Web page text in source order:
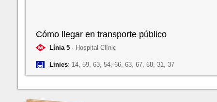
Cómo llegar en transporte público
Línia 5· Hospital Clínic
Linies: 14, 59, 63, 54, 66, 63, 67, 68, 31, 37